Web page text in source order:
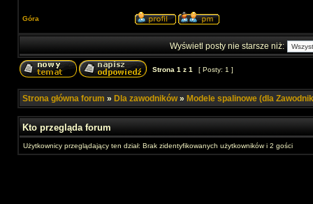
Góra
Wyświetl posty nie starsze niż:
Strona 1 z 1 [ Posty: 1 ]
Strona główna forum » Dla zawodników» Modele spalinowe (dla
Kto przegląda forum
Użytkownicy przeglądający ten dział: Brak zidentyfikowanych użytkowników i 2 gości